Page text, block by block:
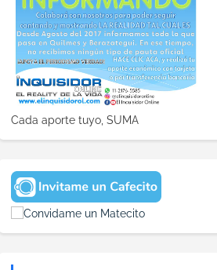
Cada aporte tuyo, SUMA